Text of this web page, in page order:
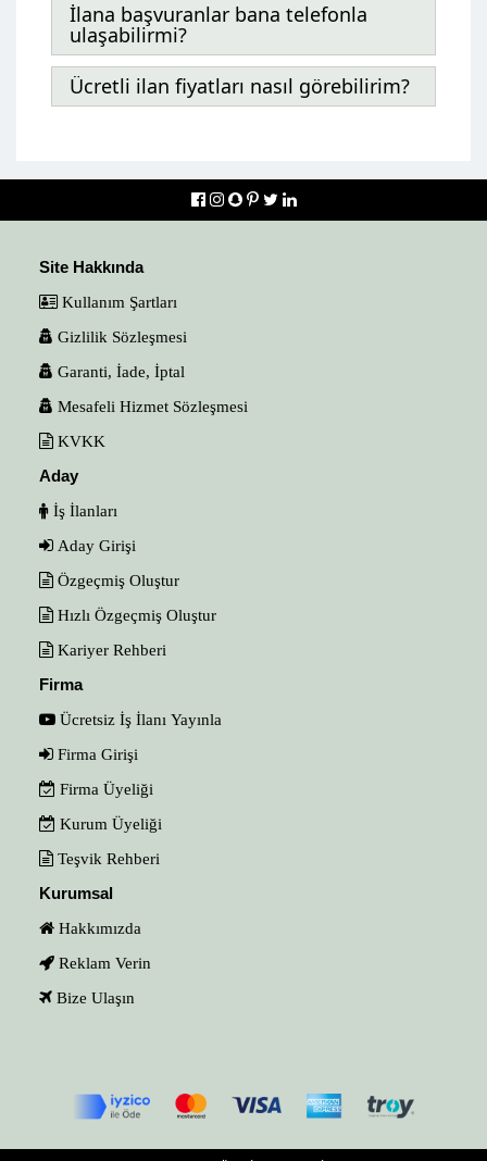
İlana başvuranlar bana telefonla
ulaşabilirmi?
Ücretli ilan fiyatları nasıl görebilirim?
Site Hakkında
Kullanım Şartları
Gizlilik Sözleşmesi
Garanti, İade, İptal
Mesafeli Hizmet Sözleşmesi
KVKK
Aday
İş İlanları
Aday Girişi
Özgeçmiş Oluştur
Hızlı Özgeçmiş Oluştur
Kariyer Rehberi
Firma
Ücretsiz İş İlanı Yayınla
Firma Girişi
Firma Üyeliği
Kurum Üyeliği
Teşvik Rehberi
Kurumsal
Hakkımızda
Reklam Verin
Bize Ulaşın